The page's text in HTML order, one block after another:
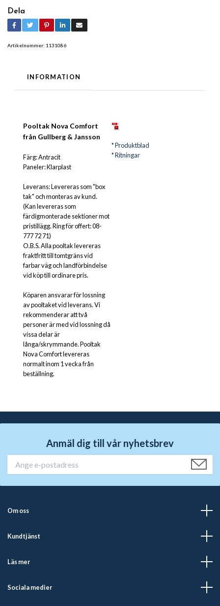
Dela
Artikelnummer: 1131086
INFORMATION
Pooltak Nova Comfort
från Gullberg & Jansson
Färg: Antracit
Paneler: Klarplast
Leverans: Levereras som "box
tak" och monteras av kund.
(Kan levereras som
färdigmonterade sektioner mot
pristillägg. Ring för offert: 08-
777 72 71)
O.B.S. Alla pooltak levereras
fraktfritt till tomtgräns vid
farbar väg och landförbindelse
vid köp till ordinare pris.
Köparen ansvarar för lossning
av pooltaket vid leverans. Vi
rekommenderar att två
personer är med vid lossning då
vissa delar är
långa/skrymmande. Pooltak
Nova Comfort levereras
normalt inom 1 vecka från
beställning.
* Produktblad
* Ritningar
Anmäl dig till vår nyhetsbrev
Om oss
Kundtjänst
Läs mer
Sociala medier